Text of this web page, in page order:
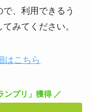
、利用できるう
みてください。
はこちら
ンプリ」獲得 ／